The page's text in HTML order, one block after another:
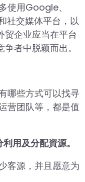
使用Google、
社交媒体平台，以
贸企业应当在平台
者中脱颖而出。
哪些方式可以找寻
营团队等，都是值
用及分配資源。
客源，并且愿意为